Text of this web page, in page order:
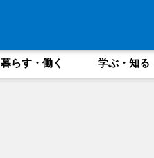
暮らす・働く 学ぶ・知る